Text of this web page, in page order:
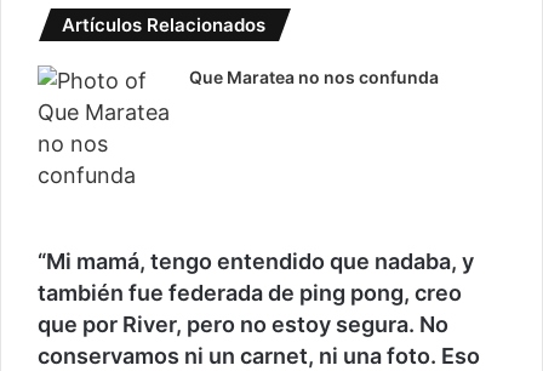
Artículos Relacionados
Que Maratea no nos confunda
“Mi mamá, tengo entendido que nadaba, y
también fue federada de ping pong, creo
que por River, pero no estoy segura. No
conservamos ni un carnet, ni una foto. Eso